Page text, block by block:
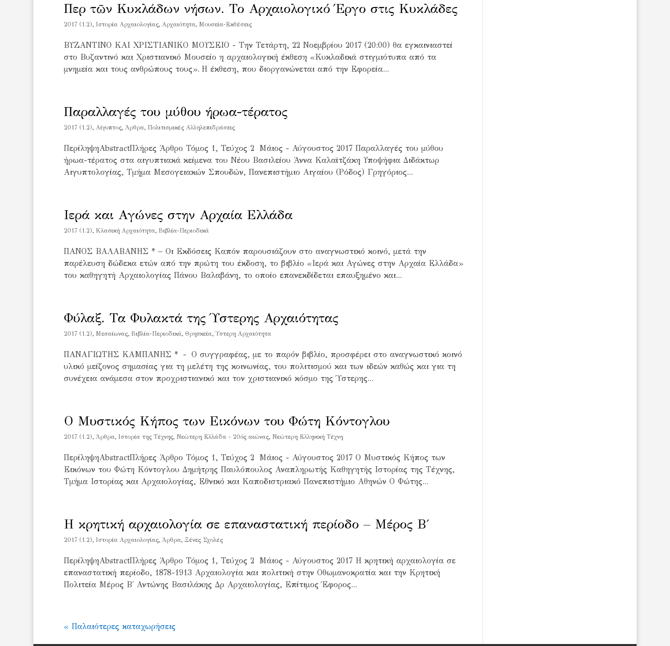
Περὶ τῶν Κυκλάδων νήσων. Το Αρχαιολογικό Έργο στις Κυκλάδες
2017 (1.2), Iστορία Αρχαιολογίας, Αρχαιότητα, Μουσεία-Εκθέσεις
ΒΥΖΑΝΤΙΝΟ ΚΑΙ ΧΡΙΣΤΙΑΝΙΚΟ ΜΟΥΣΕΙΟ - Την Τετάρτη, 22 Νοεμβρίου 2017 (20:00) θα εγκαινιαστεί
στο Βυζαντινό και Χριστιανικό Μουσείο η αρχαιολογική έκθεση «Κυκλαδικά στιγμιότυπα από τα
μνημεία και τους ανθρώπους τους». Η έκθεση, που διοργανώνεται από την Εφορεία...
Παραλλαγές του μύθου ήρωα-τέρατος
2017 (1.2), Aίγυπτος, Άρθρα, Πολιτισμικές Αλληλεπιδράσεις
ΠερίληψηAbstractΠλήρες Άρθρο Τόμος 1, Τεύχος 2 Μάιος - Αύγουστος 2017 Παραλλαγές του μύθου
ήρωα-τέρατος στα αιγυπτιακά κείμενα του Νέου Βασιλείου Άννα Καλαϊτζάκη Υποψήφια Διδάκτωρ
Αιγυπτολογίας, Τμήμα Μεσογειακών Σπουδών, Πανεπιστήμιο Αιγαίου (Ρόδος) Γρηγόριος...
Iερά και Aγώνες στην Αρχαία Ελλάδα
2017 (1.2), Kλασική Αρχαιότητα, Βιβλία-Περιοδικά
ΠΑΝΟΣ ΒΑΛΑΒΑΝΗΣ * – Οι Εκδόσεις Καπόν παρουσιάζουν στο αναγνωστικό κοινό, μετά την
παρέλευση δώδεκα ετών από την πρώτη του έκδοση, το βιβλίο «Ιερά και Αγώνες στην Αρχαία Ελλάδα»
του καθηγητή Αρχαιολογίας Πάνου Βαλαβάνη, το οποίο επανεκδίδεται επαυξηµένο και...
Φύλαξ. Τα Φυλακτά της Ύστερης Αρχαιότητας
2017 (1.2), Mεσαίωνας, Βιβλία-Περιοδικά, Θρησκεία,Ύστερη Αρχαιότητα
ΠΑΝΑΓΙΩΤΗΣ ΚΑΜΠΑΝΗΣ * - Ο συγγραφέας, με το παρόν βιβλίο, προσφέρει στο αναγνωστικό κοινό
υλικό μείζονος σημασίας για τη μελέτη της κοινωνίας, του πολιτισμού και των ιδεών καθώς και για τη
συνέχεια ανάμεσα στον προχριστιανικό και τον χριστιανικό κόσμο της Ύστερης...
Ο Μυστικός Κήπος των Εικόνων του Φώτη Κόντογλου
2017 (1.2), Άρθρα, Ιστορία της Τέχνης, Νεώτερη Ελλάδα - 20ός αιώνας, Νεώτερη Ελληνική Τέχνη
ΠερίληψηAbstractΠλήρες Άρθρο Τόμος 1, Τεύχος 2 Μάιος - Αύγουστος 2017 Ο Μυστικός Κήπος των
Εικόνων του Φώτη Κόντογλου Δημήτρης Παυλόπουλος Αναπληρωτής Καθηγητής Ιστορίας της Τέχνης,
Τμήμα Ιστορίας και Αρχαιολογίας, Εθνικό και Καποδιστριακό Πανεπιστήμιο Αθηνών O Φώτης...
Η κρητική αρχαιολογία σε επαναστατική περίοδο – Μέρος B΄
2017 (1.2), Iστορία Αρχαιολογίας, Άρθρα, Ξένες Σχολές
ΠερίληψηAbstractΠλήρες Άρθρο Τόμος 1, Τεύχος 2 Μάιος - Αύγουστος 2017 Η κρητική αρχαιολογία σε
επαναστατική περίοδο, 1878-1913 Αρχαιολογία και πολιτική στην Οθωμανοκρατία και την Κρητική
Πολιτεία Μέρος Β΄ Αντώνης Βασιλάκης Δρ Αρχαιολογίας, Επίτιμος Έφορος...
« Παλαιότερες καταχωρήσεις